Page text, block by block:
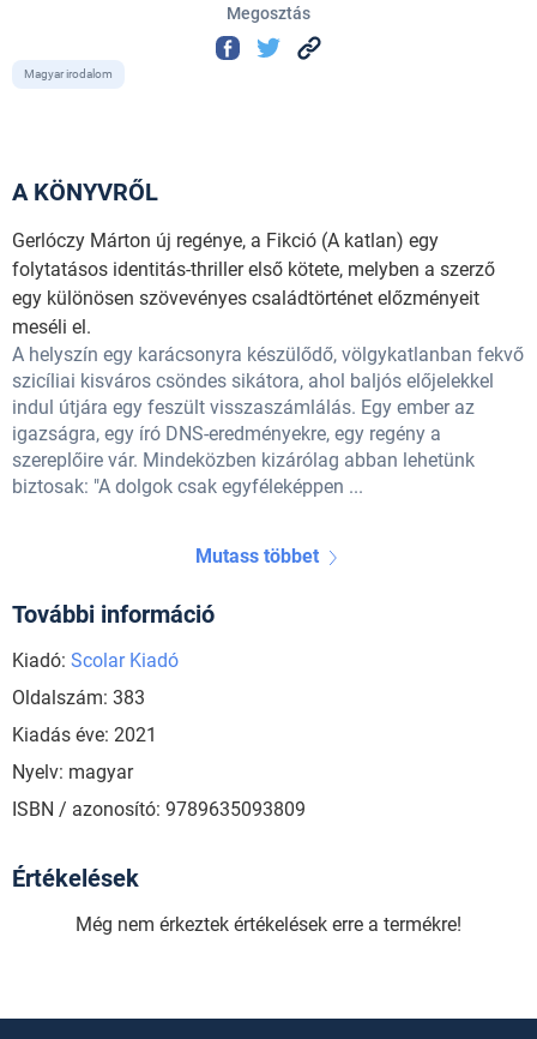
Megosztás
Magyar irodalom
A KÖNYVRŐL
Gerlóczy Márton új regénye, a Fikció (A katlan) egy
folytatásos identitás-thriller első kötete, melyben a szerző
egy különösen szövevényes családtörténet előzményeit
meséli el.
A helyszín egy karácsonyra készülődő, völgykatlanban fekvő
szicíliai kisváros csöndes sikátora, ahol baljós előjelekkel
indul útjára egy feszült visszaszámlálás. Egy ember az
igazságra, egy író DNS-eredményekre, egy regény a
szereplőire vár. Mindeközben kizárólag abban lehetünk
biztosak: "A dolgok csak egyféleképpen ...
Mutass többet
További információ
Kiadó: Scolar Kiadó
Oldalszám: 383
Kiadás éve: 2021
Nyelv: magyar
ISBN / azonosító: 9789635093809
Értékelések
Még nem érkeztek értékelések erre a termékre!